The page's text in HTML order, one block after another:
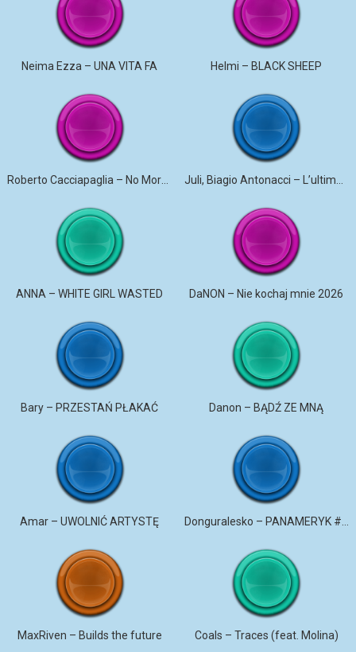
Neima Ezza – UNA VITA FA Helmi – BLACK SHEEP
Roberto Cacciapaglia – No More Violence
ANNA – WHITE GIRL WASTED DaNON – Nie kochaj mnie 2026
Bary – PRZESTAŃ PŁAKAĆ Danon – BĄDŹ ZE MNĄ
Amar – UWOLNIĆ ARTYSTĘ
MaxRiven – Builds the future Coals – Traces (feat. Molina)